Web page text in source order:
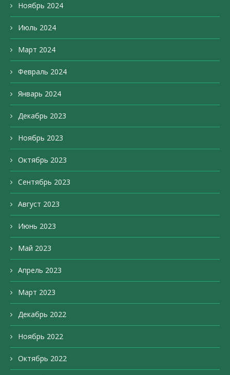
Ноябрь 2024
Июль 2024
Март 2024
Февраль 2024
Январь 2024
Декабрь 2023
Ноябрь 2023
Октябрь 2023
Сентябрь 2023
Август 2023
Июнь 2023
Май 2023
Апрель 2023
Март 2023
Декабрь 2022
Ноябрь 2022
Октябрь 2022